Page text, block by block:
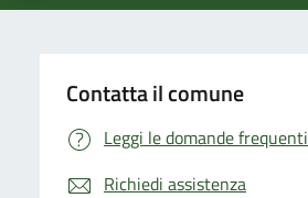
Contatta il comune
Leggi le domande frequenti
Richiedi assistenza